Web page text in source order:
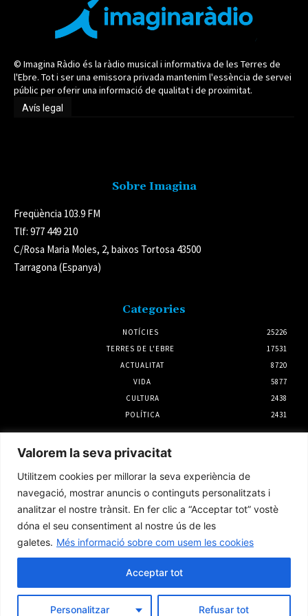
Valorem la seva privacitat
Utilitzem cookies per millorar la seva experiència de
navegació, mostrar anuncis o continguts personalitzats i
analitzar el nostre trànsit. En fer clic a “Acceptar tot” vostè
dóna el seu consentiment al nostre ús de les
galetes. Més informació sobre com usem les cookies
Personalitzar Refusar tot
Acceptar tot
© Imagina Ràdio és la ràdio musical i informativa de les Terres de
l'Ebre. Tot i ser una emissora privada mantenim l'essència de servei
públic per oferir una informació de qualitat i de proximitat.
Avís legal
Sobre Imagina
Freqüència 103.9 FM
Tlf: 977 449 210
C/Rosa Maria Moles, 2, baixos Tortosa 43500
Tarragona (Espanya)
Categories
NOTÍCIES
25226
TERRES DE L'EBRE
17531
ACTUALITAT
8720
VIDA
5877
CULTURA
2438
POLÍTICA
2431
L’Observatori de l’Ebre lidera de nou la
recerca sobre l’astre rei en el segon eclipsi
solar total de la seva història
5 agost 2026
L’Ajuntament de Tortosa defensa que
l’ampliació de l’Auditori es va executar
conforme al contracte i la direcció d’obra
5 agost 2026